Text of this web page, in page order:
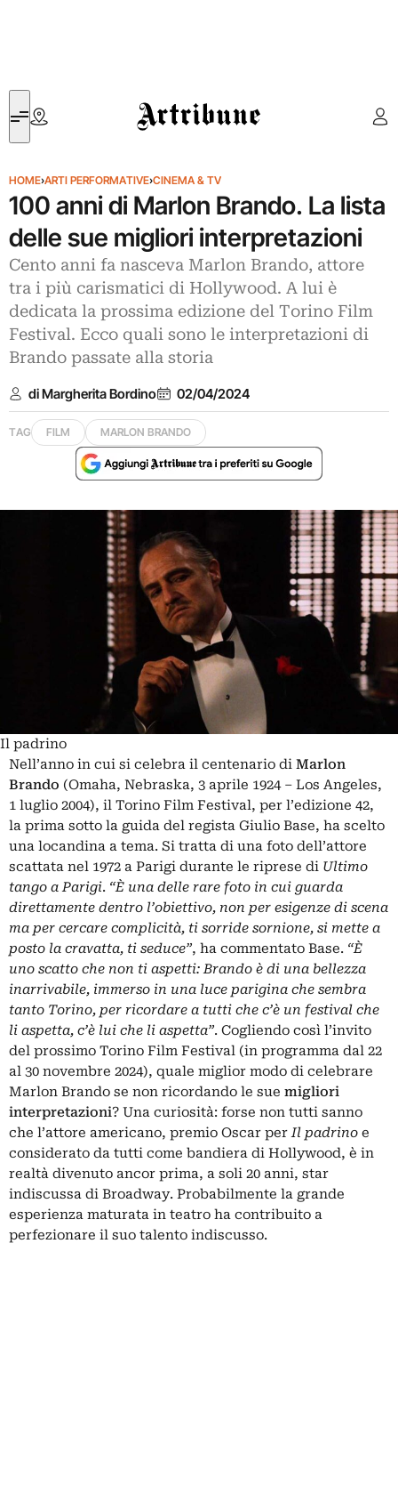
Artribune
HOME›ARTI PERFORMATIVE›CINEMA & TV
100 anni di Marlon Brando. La lista
delle sue migliori interpretazioni
Cento anni fa nasceva Marlon Brando, attore
tra i più carismatici di Hollywood. A lui è
dedicata la prossima edizione del Torino Film
Festival. Ecco quali sono le interpretazioni di
Brando passate alla storia
di Margherita Bordino 02/04/2024
TAG FILM MARLON BRANDO
Il padrino
Nell’anno in cui si celebra il centenario di Marlon
Brando (Omaha, Nebraska, 3 aprile 1924 – Los Angeles,
1 luglio 2004), il Torino Film Festival, per l’edizione 42,
la prima sotto la guida del regista Giulio Base, ha scelto
una locandina a tema. Si tratta di una foto dell’attore
scattata nel 1972 a Parigi durante le riprese di Ultimo
tango a Parigi. “È una delle rare foto in cui guarda
direttamente dentro l’obiettivo, non per esigenze di scena
ma per cercare complicità, ti sorride sornione, si mette a
posto la cravatta, ti seduce”, ha commentato Base. “È
uno scatto che non ti aspetti: Brando è di una bellezza
inarrivabile, immerso in una luce parigina che sembra
tanto Torino, per ricordare a tutti che c’è un festival che
li aspetta, c’è lui che li aspetta”. Cogliendo così l’invito
del prossimo Torino Film Festival (in programma dal 22
al 30 novembre 2024), quale miglior modo di celebrare
Marlon Brando se non ricordando le sue migliori
interpretazioni? Una curiosità: forse non tutti sanno
che l’attore americano, premio Oscar perIl padrino e
considerato da tutti come bandiera di Hollywood, è in
realtà divenuto ancor prima, a soli 20 anni, star
indiscussa di Broadway. Probabilmente la grande
esperienza maturata in teatro ha contribuito a
perfezionare il suo talento indiscusso.